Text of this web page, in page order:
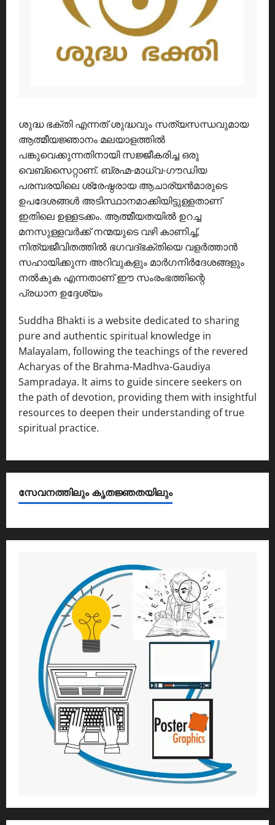
ശുദ്ധ ഭക്തി എന്നത് ശുദ്ധവും സത്യസന്ധവുമായ
ആത്മീയജ്ഞാനം മലയാളത്തിൽ
പങ്കുവെക്കുന്നതിനായി സജ്ജീകരിച്ച ഒരു
വെബ്സൈറ്റാണ്. ബ്രഹ്മ-മാധ്വ-ഗൗഡിയ
പരമ്പരയിലെ ശ്രേഷ്ഠരായ ആചാര്യൻമാരുടെ
ഉപദേശങ്ങൾ അടിസ്ഥാനമാക്കിയിട്ടുള്ളതാണ്
ഇതിലെ ഉള്ളടക്കം. ആത്മീയതയിൽ ഉറച്ച
മനസുള്ളവർക്ക് നന്മയുടെ വഴി കാണിച്ച്,
നിത്യജീവിതത്തിൽ ഭഗവദ്ഭക്തിയെ വളർത്താൻ
സഹായിക്കുന്ന അറിവുകളും മാർഗനിർദേശങ്ങളും
നൽകുക എന്നതാണ് ഈ സംരംഭത്തിന്റെ
പ്രധാന ഉദ്ദേശ്യം
Suddha Bhakti is a website dedicated to sharing
pure and authentic spiritual knowledge in
Malayalam, following the teachings of the revered
Acharyas of the Brahma-Madhva-Gaudiya
Sampradaya. It aims to guide sincere seekers on
the path of devotion, providing them with insightful
resources to deepen their understanding of true
spiritual practice.
സേവനത്തിലും കൃതജ്ഞതയിലും